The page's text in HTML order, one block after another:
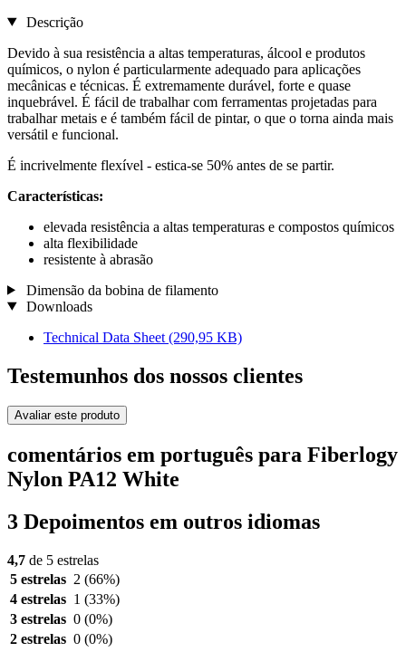
Descrição
Devido à sua resistência a altas temperaturas, álcool e produtos
químicos, o nylon é particularmente adequado para aplicações
mecânicas e técnicas. É extremamente durável, forte e quase
inquebrável. É fácil de trabalhar com ferramentas projetadas para
trabalhar metais e é também fácil de pintar, o que o torna ainda mais
versátil e funcional.
É incrivelmente flexível - estica-se 50% antes de se partir.
Características:
elevada resistência a altas temperaturas e compostos químicos
alta flexibilidade
resistente à abrasão
Dimensão da bobina de filamento
Downloads
Technical Data Sheet (290,95 KB)
Testemunhos dos nossos clientes
Avaliar este produto
comentários em português para Fiberlogy
Nylon PA12 White
3 Depoimentos em outros idiomas
4,7 de 5 estrelas
5 estrelas 2 (66%)
4 estrelas 1 (33%)
3 estrelas 0 (0%)
2 estrelas 0 (0%)